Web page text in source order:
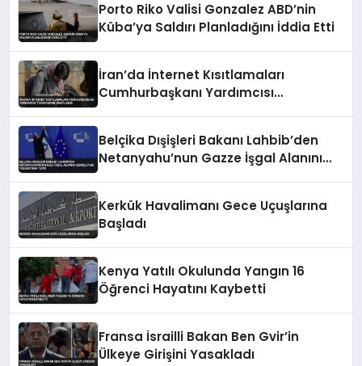
Porto Riko Valisi Gonzalez ABD’nin
Küba’ya Saldırı Planladığını İddia Etti
İran’da İnternet Kısıtlamaları
Cumhurbaşkanı Yardımcısı
Belçika Dışişleri Bakanı Lahbib’den
Netanyahu’nun Gazze İşgal Alanını
Kerkük Havalimanı Gece Uçuşlarına
Başladı
Kenya Yatılı Okulunda Yangın 16
Öğrenci Hayatını Kaybetti
Fransa İsrailli Bakan Ben Gvir’in
Ülkeye Girişini Yasakladı